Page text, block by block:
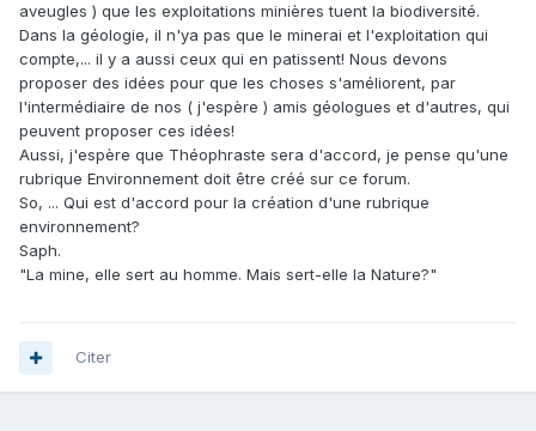
aveugles ) que les exploitations minières tuent la biodiversité.
Dans la géologie, il n'ya pas que le minerai et l'exploitation qui
compte,... il y a aussi ceux qui en patissent! Nous devons
proposer des idées pour que les choses s'améliorent, par
l'intermédiaire de nos ( j'espère ) amis géologues et d'autres, qui
peuvent proposer ces idées!
Aussi, j'espère que Théophraste sera d'accord, je pense qu'une
rubrique Environnement doit être créé sur ce forum.
So, ... Qui est d'accord pour la création d'une rubrique
environnement?
Saph.
"La mine, elle sert au homme. Mais sert-elle la Nature?"
Citer